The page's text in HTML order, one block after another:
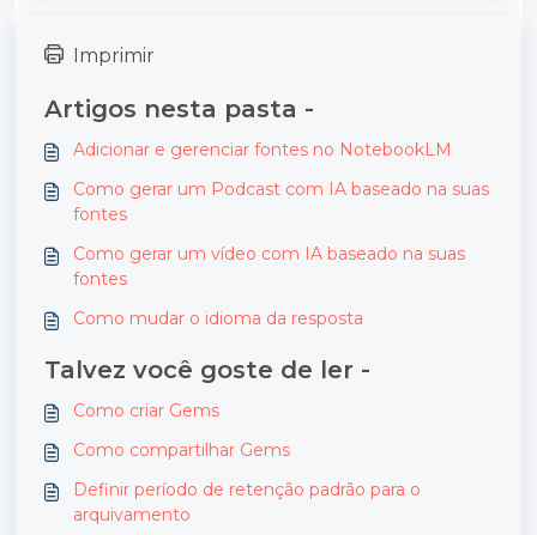
Imprimir
Artigos nesta pasta -
Adicionar e gerenciar fontes no NotebookLM
Como gerar um Podcast com IA baseado na suas
fontes
Como gerar um vídeo com IA baseado na suas
fontes
Como mudar o idioma da resposta
Talvez você goste de ler -
Como criar Gems
Como compartilhar Gems
Definir período de retenção padrão para o
arquivamento